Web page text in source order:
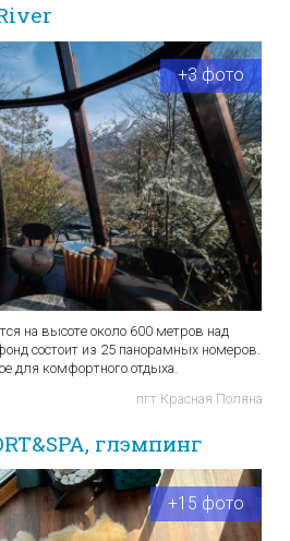
+3 фото
на высоте около 600 метров над
состоит из 25 панорамных номеров.
для комфортного отдыха.
пгт Красная Поляна
глэмпинг
+15 фото